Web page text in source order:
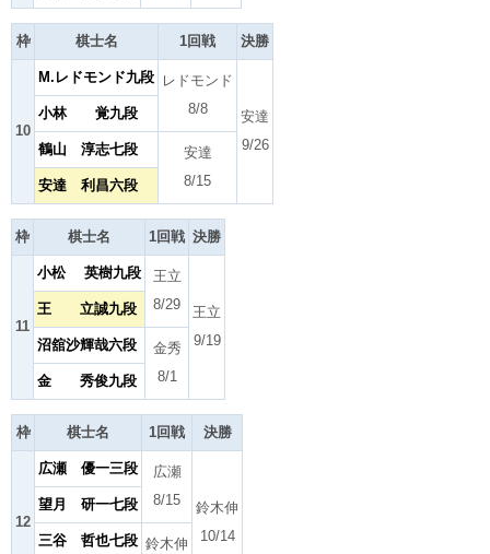
枠 棋士名 1回戦 決勝
10
M.レドモンド九段 レドモンド
8/8
安達
9/26
小林 覚九段
鶴山 淳志七段
安達
8/15
安達 利昌六段
枠 棋士名 1回戦 決勝
11
小松 英樹九段
王立
8/29
王立
9/19
王 立誠九段
沼舘沙輝哉六段
金秀
8/1
金 秀俊九段
枠 棋士名 1回戦 決勝
12
広瀬 優一三段
広瀬
8/15
鈴木伸
10/14
望月 研一七段
三谷 哲也七段 鈴木伸